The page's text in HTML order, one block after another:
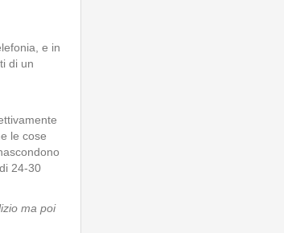
e in
di un
le cose
24-30
ma poi